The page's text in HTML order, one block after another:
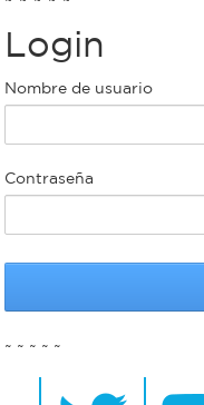
Bromatología
Rentas
Municipal
bondi
Personal
municipal
Login
Nombre de usuario
Contraseña
~ ~ ~ ~ ~